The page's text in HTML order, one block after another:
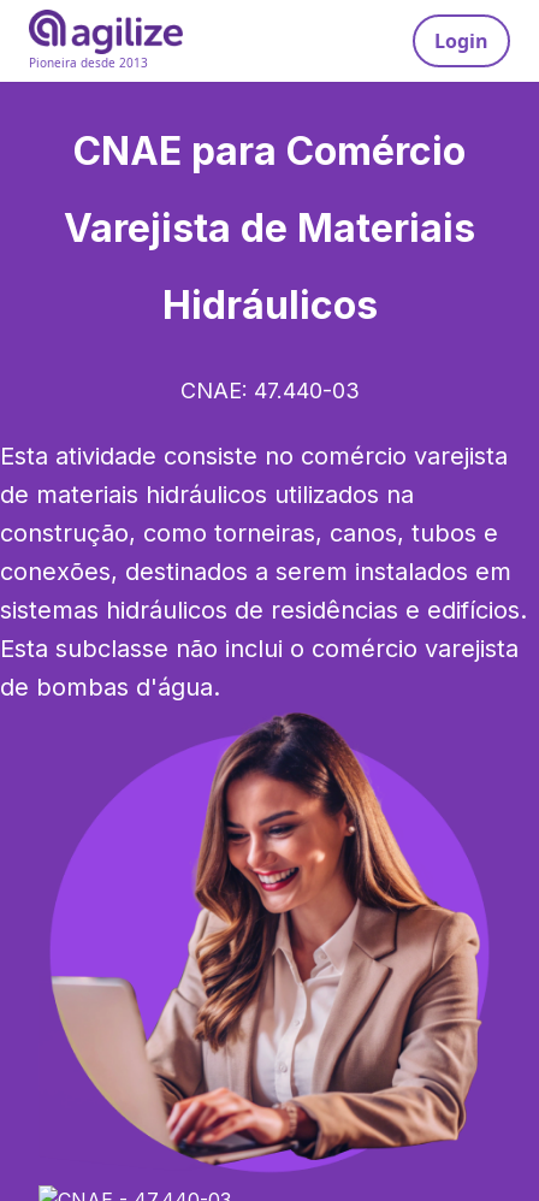
Pioneira desde 2013
Login
CNAE para Comércio
Varejista de Materiais
Hidráulicos
CNAE: 47.440-03
Esta atividade consiste no comércio varejista
de materiais hidráulicos utilizados na
construção, como torneiras, canos, tubos e
conexões, destinados a serem instalados em
sistemas hidráulicos de residências e edifícios.
Esta subclasse não inclui o comércio varejista
de bombas d'água.